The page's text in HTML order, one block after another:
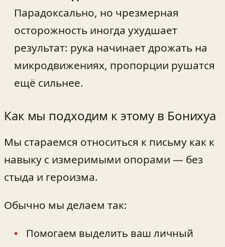
Парадоксально, но чрезмерная
осторожность иногда ухудшает
результат: рука начинает дрожать на
микродвижениях, пропорции рушатся
ещё сильнее.
Как мы подходим к этому в Бонихуа
Мы стараемся относиться к письму как к
навыку с измеримыми опорами — без
стыда и героизма.
Обычно мы делаем так:
Помогаем выделить ваш личный